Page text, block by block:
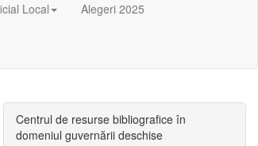
Local Alegeri 2025
Centrul de resurse bibliografice în
domeniul guvernării deschise